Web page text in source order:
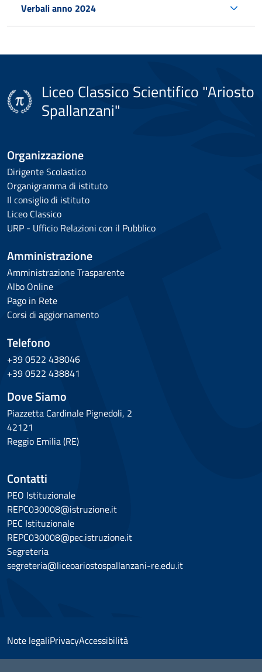
Verbali anno 2024
Liceo Classico Scientifico "Ariosto
Spallanzani"
Organizzazione
Dirigente Scolastico
Organigramma di istituto
Il consiglio di istituto
Liceo Classico
URP - Ufficio Relazioni con il Pubblico
Amministrazione
Amministrazione Trasparente
Albo Online
Pago in Rete
Corsi di aggiornamento
Telefono
+39 0522 438046
+39 0522 438841
Dove Siamo
Piazzetta Cardinale Pignedoli, 2
42121
Reggio Emilia (RE)
Contatti
PEO Istituzionale
REPC030008@istruzione.it
PEC Istituzionale
REPC030008@pec.istruzione.it
Segreteria
segreteria@liceoariostospallanzani-re.edu.it
Note legaliPrivacyAccessibilità